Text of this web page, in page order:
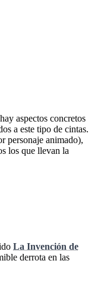
aspectos concretos
a este tipo de cintas.
personaje animado),
los que llevan la
La Invención de
derrota en las